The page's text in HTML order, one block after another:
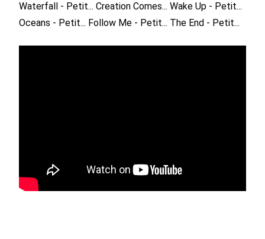
Waterfall - Petit... Creation Comes... Wake Up - Petit...
Oceans - Petit... Follow Me - Petit... The End - Petit...